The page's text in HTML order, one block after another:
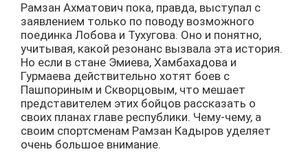
Рамзан Ахматович пока, правда, выступал с
заявлением только по поводу возможного
поединка Лобова и Тухугова. Оно и понятно,
учитывая, какой резонанс вызвала эта история.
Но если в стане Эмиева, Хамбахадова и
Гурмаева действительно хотят боев с
Пашпориным и Скворцовым, что мешает
представителем этих бойцов рассказать о
своих планах главе республики. Чему-чему, а
своим спортсменам Рамзан Кадыров уделяет
очень большое внимание.